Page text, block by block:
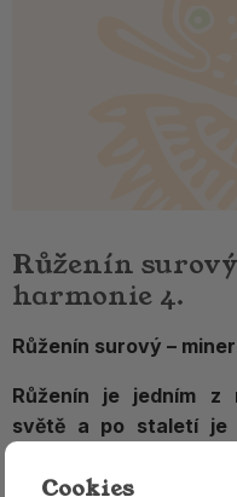
Růženín
harmonie 4.
Růženín surový –
Růženín je jedním z
světě a po staletí je
symbolizuje
Cookies